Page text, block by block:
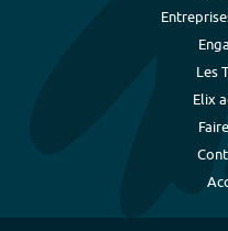
Les
Elix